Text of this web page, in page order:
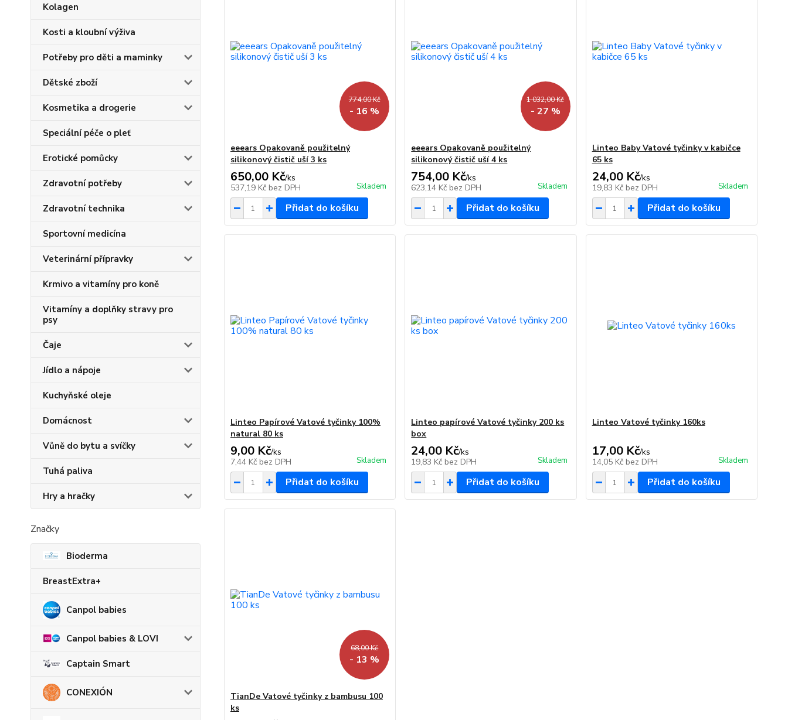
Kolagen
Kosti a kloubní výživa
Potřeby pro děti a maminky
Dětské zboží
Kosmetika a drogerie
Speciální péče o pleť
Erotické pomůcky
Zdravotní potřeby
Zdravotní technika
Sportovní medicína
Veterinární přípravky
Krmivo a vitamíny pro koně
Vitamíny a doplňky stravy pro
psy
Čaje
Jídlo a nápoje
Kuchyňské oleje
Domácnost
Vůně do bytu a svíčky
Tuhá paliva
Hry a hračky
Značky
Bioderma
BreastExtra+
Canpol babies
Canpol babies & LOVI
Captain Smart
CONEXIÓN
774,00 Kč
- 16 %
eeears Opakovaně použitelný
silikonový čistič uší 3 ks
650,00 Kč/ks
537,19 Kč bez DPH Skladem
Přidat do košíku
1 032,00 Kč
- 27 %
eeears Opakovaně použitelný
silikonový čistič uší 4 ks
754,00 Kč/ks
623,14 Kč bez DPH Skladem
Přidat do košíku
Linteo Baby Vatové tyčinky v kabičce
65 ks
24,00 Kč/ks
19,83 Kč bez DPH Skladem
Přidat do košíku
Linteo Papírové Vatové tyčinky 100%
natural 80 ks
9,00 Kč/ks
7,44 Kč bez DPH Skladem
Přidat do košíku
Linteo papírové Vatové tyčinky 200 ks
box
24,00 Kč/ks
19,83 Kč bez DPH Skladem
Přidat do košíku
Linteo Vatové tyčinky 160ks
17,00 Kč/ks
14,05 Kč bez DPH Skladem
Přidat do košíku
68,00 Kč
- 13 %
TianDe Vatové tyčinky z bambusu 100
ks